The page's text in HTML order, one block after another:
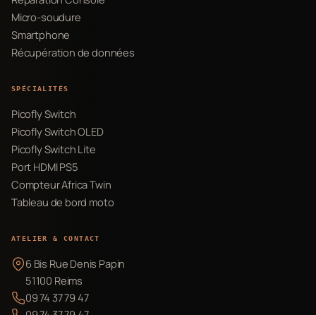
Micro-soudure
Smartphone
Récupération de données
SPÉCIALITÉS
Picofly Switch
Picofly Switch OLED
Picofly Switch Lite
Port HDMI PS5
Compteur Africa Twin
Tableau de bord moto
ATELIER & CONTACT
6 Bis Rue Denis Papin
51100 Reims
09 74 37 79 47